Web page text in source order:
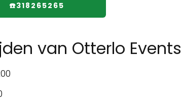
☎️318265265
van Otterlo Events